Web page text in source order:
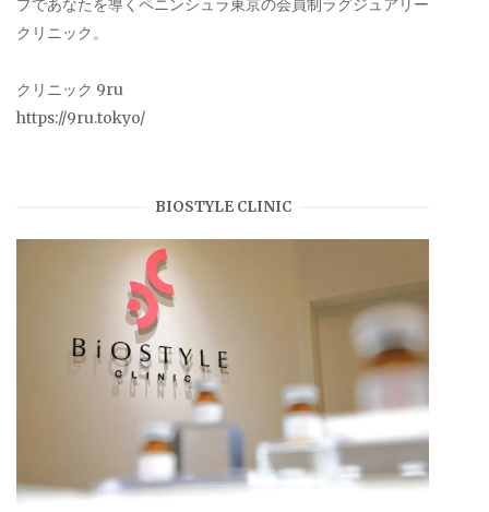
プであなたを導くペニンシュラ東京の会員制ラグジュアリー
クリニック。
クリニック 9ru
https://9ru.tokyo/
BIOSTYLE CLINIC